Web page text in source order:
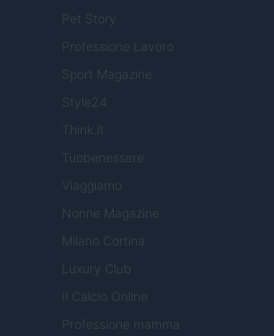
Pet Story
Professione Lavoro
Sport Magazine
Style24
Think.it
Tuobenessere
Viaggiamo
Nonne Magazine
Milano Cortina
Luxury Club
Il Calcio Online
Professione mamma